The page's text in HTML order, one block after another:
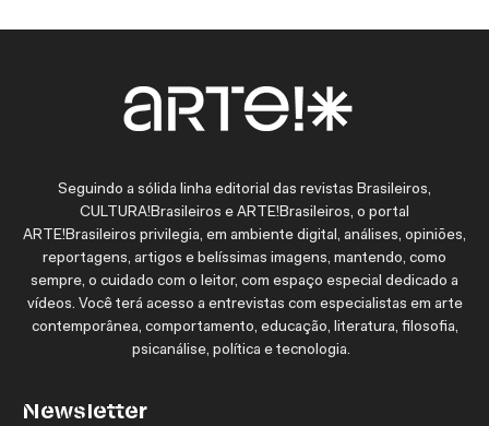
Seguindo a sólida linha editorial das revistas Brasileiros,
CULTURA!Brasileiros e ARTE!Brasileiros, o portal
ARTE!Brasileiros privilegia, em ambiente digital, análises, opiniões,
reportagens, artigos e belíssimas imagens, mantendo, como
sempre, o cuidado com o leitor, com espaço especial dedicado a
vídeos. Você terá acesso a entrevistas com especialistas em arte
contemporânea, comportamento, educação, literatura, filosofia,
psicanálise, política e tecnologia.
Newsletter